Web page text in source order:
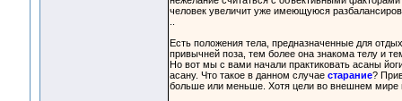
человек увеличит уже имеющуюся
Есть положения тела, предназначенные для
привычней поза, тем более она знакома телу и
Но вот мы с вами начали практиковать асаны
асану. Что такое в данном случае старание?
больше или меньше. Хотя цели во внешнем